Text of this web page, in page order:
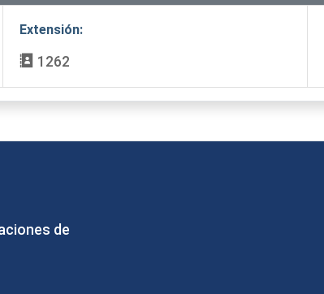
Extensión:
1262
de